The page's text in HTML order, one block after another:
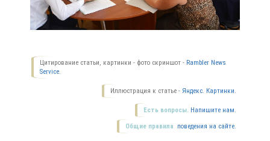
Цитирование статьи, картинки - фото скриншот - Rambler News
Service.
Иллюстрация к статье - Яндекс. Картинки.
Есть вопросы. Напишите нам.
Общие правила поведения на сайте.